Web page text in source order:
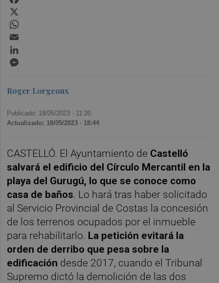
Roger Lorgeoux
Publicado: 18/05/2023 · 11:20
Actualizado: 18/05/2023 · 18:44
CASTELLÓ. El Ayuntamiento de Castelló
salvará el edificio del Círculo Mercantil en la
playa del Gurugú, lo que se conoce como
casa de baños. Lo hará tras haber solicitado
al Servicio Provincial de Costas la concesión
de los terrenos ocupados por el inmueble
para rehabilitarlo. La petición evitará la
orden de derribo que pesa sobre la
edificación desde 2017, cuando el Tribunal
Supremo dictó la demolición de las dos